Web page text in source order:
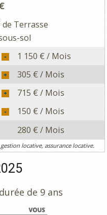
de Terrasse
sol
1 150 € / Mois
305 € / Mois
715 € / Mois
150 € / Mois
280 € / Mois
locative, assurance locative.
de 9 ans